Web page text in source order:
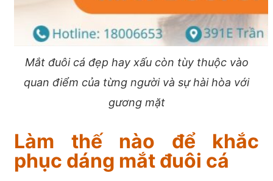
Mắt đuôi cá đẹp hay xấu còn tùy thuộc vào
quan điểm của từng người và sự hài hòa với
gương mặt
Làm thế nào để khắc
phục dáng mắt đuôi cá